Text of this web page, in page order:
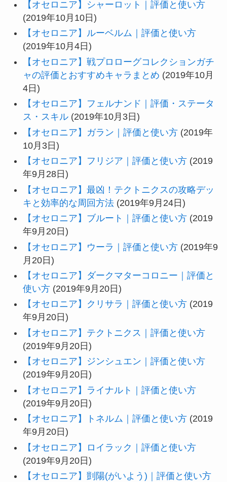
【オセロニア】シャーロット｜評価と使い方
(2019年10月10日)
【オセロニア】ルーベルム｜評価と使い方
(2019年10月4日)
【オセロニア】戦プロローグコレクションガチ
ャの評価とおすすめキャラまとめ (2019年10月
4日)
【オセロニア】フェルナンド｜評価・ステータ
ス・スキル (2019年10月3日)
【オセロニア】ガラン｜評価と使い方 (2019年
10月3日)
【オセロニア】フリジア｜評価と使い方 (2019
年9月28日)
【オセロニア】最凶！テクトニクスの攻略デッ
キと効率的な周回方法 (2019年9月24日)
【オセロニア】ブルート｜評価と使い方 (2019
年9月20日)
【オセロニア】ウーラ｜評価と使い方 (2019年9
月20日)
【オセロニア】ダークマターコロニー｜評価と
使い方 (2019年9月20日)
【オセロニア】クリサラ｜評価と使い方 (2019
年9月20日)
【オセロニア】テクトニクス｜評価と使い方
(2019年9月20日)
【オセロニア】ジンシュエン｜評価と使い方
(2019年9月20日)
【オセロニア】ライナルト｜評価と使い方
(2019年9月20日)
【オセロニア】トネルム｜評価と使い方 (2019
年9月20日)
【オセロニア】ロイラック｜評価と使い方
(2019年9月20日)
【オセロニア】剴陽(がいよう)｜評価と使い方